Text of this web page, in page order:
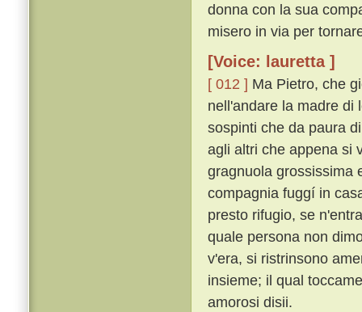
donna con la sua
misero in via per
[Voice: lauretta ]
[ 012 ] Ma Pietro, che
nell'andare la madre di
sospinti che da paura
agli altri che appena si
gragnuola grossissima
compagnia fuggí in
presto rifugio, se
quale persona non
v'era, si ristrinsono
insieme; il qual
amorosi disii.